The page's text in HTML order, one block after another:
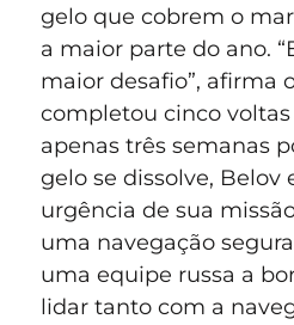
gelo que cobrem o
a maior parte do ano.
maior desafio”, afirma
completou cinco
apenas três semanas
gelo se dissolve, Belov
urgência de sua
uma navegação
uma equipe russa a
lidar tanto com a